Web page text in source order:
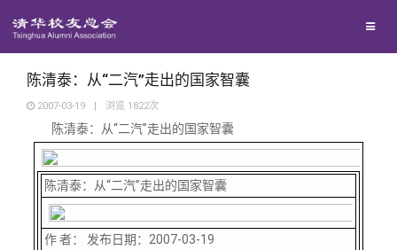
西南联大校友会
义工计划
新媒体平台
青春风采
校友文苑
校友讲坛
校友视界
陈清泰：从“二汽”走出的国家智囊
2007-03-19 | 浏览 1822次
陈清泰：从“二汽”走出的国家智囊
陈清泰：从“二汽”走出的国家智囊
作 者： 发布日期：2007-03-19